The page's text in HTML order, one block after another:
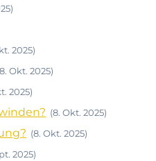
2025)
Okt. 2025)
2025)
(8. Okt. 2025)
(8. Okt. 2025)
2025)